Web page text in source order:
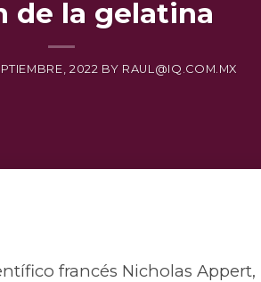
de la gelatina
2022 BY RAUL@IQ.COM.MX
francés Nicholas Appert,